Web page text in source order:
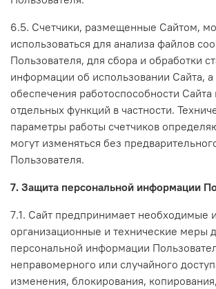
6.5. Счетчики, размещенные Сайтом,
использоваться для анализа файлов
Пользователя, для сбора и обработки
информации об использовании Сайта, а
обеспечения работоспособности
отдельных функций в частности.
параметры работы счетчиков
могут изменяться без
Пользователя.
7. Защита персональной информации
7.1. Сайт предпринимает необходимые
организационные и технические меры
персональной информации
неправомерного или случайного
изменения, блокирования, копирования,